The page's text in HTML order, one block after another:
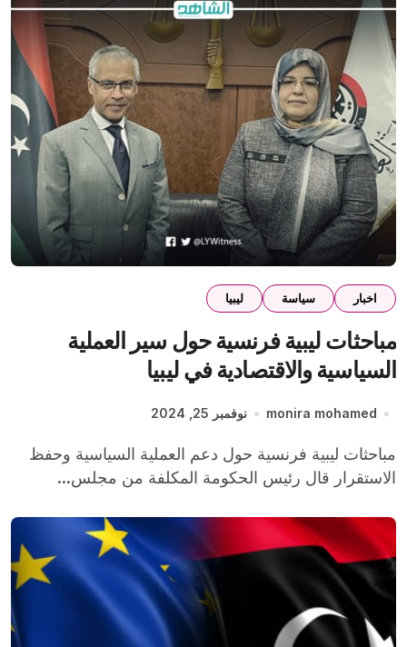
اخبار سياسة ليبيا
مباحثات ليبية فرنسية حول سير العملية
السياسية والاقتصادية في ليبيا
monira mohamed نوفمبر 25, 2024
مباحثات ليبية فرنسية حول دعم العملية السياسية وحفظ
الاستقرار قال رئيس الحكومة المكلفة من مجلس...